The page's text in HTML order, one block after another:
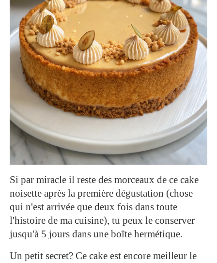
Si par miracle il reste des morceaux de ce cake
noisette après la première dégustation (chose
qui n'est arrivée que deux fois dans toute
l'histoire de ma cuisine), tu peux le conserver
jusqu'à 5 jours dans une boîte hermétique.
Un petit secret? Ce cake est encore meilleur le